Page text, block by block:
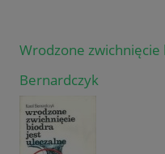
Wrodzone
Bernardczyk